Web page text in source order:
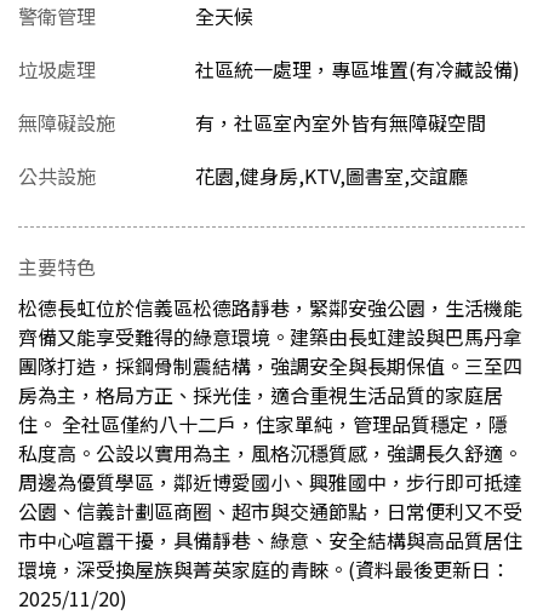
警衛管理
全天候
垃圾處理
社區統一處理，專區堆置(有冷藏設備)
無障礙設施
有，社區室內室外皆有無障礙空間
公共設施
花園,健身房,KTV,圖書室,交誼廳
主要特色
松德長虹位於信義區松德路靜巷，緊鄰安強公園，生活機能
齊備又能享受難得的綠意環境。建築由長虹建設與巴馬丹拿
團隊打造，採鋼骨制震結構，強調安全與長期保值。三至四
房為主，格局方正、採光佳，適合重視生活品質的家庭居
住。 全社區僅約八十二戶，住家單純，管理品質穩定，隱
私度高。公設以實用為主，風格沉穩質感，強調長久舒適。
周邊為優質學區，鄰近博愛國小、興雅國中，步行即可抵達
公園、信義計劃區商圈、超市與交通節點，日常便利又不受
市中心喧囂干擾，具備靜巷、綠意、安全結構與高品質居住
環境，深受換屋族與菁英家庭的青睞。(資料最後更新日：
2025/11/20)